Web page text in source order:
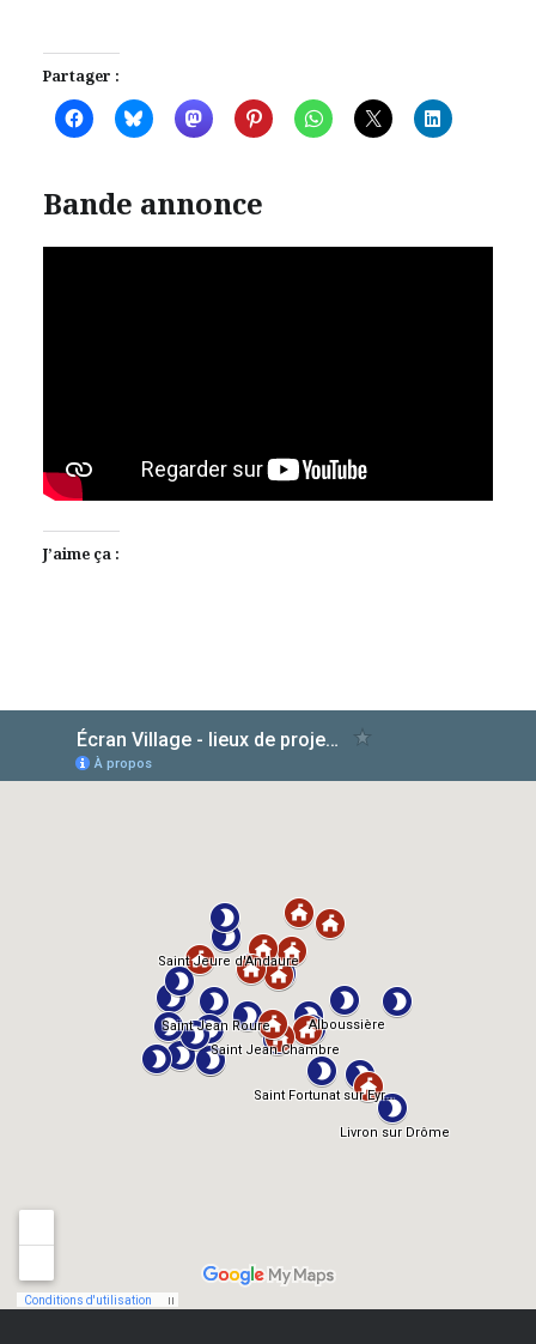
Partager :
Bande annonce
J’aime ça :
AlloCiné